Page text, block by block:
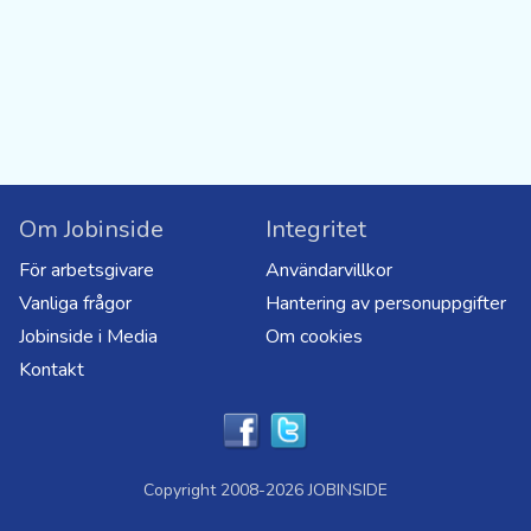
Om Jobinside
För arbetsgivare
Vanliga frågor
Jobinside i Media
Kontakt
Integritet
Användarvillkor
Hantering av personuppgifter
Om cookies
Copyright 2008-2026 JOBINSIDE